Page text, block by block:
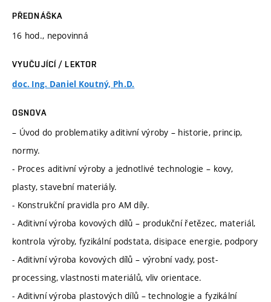
PŘEDNÁŠKA
16 hod., nepovinná
VYUČUJÍCÍ / LEKTOR
doc. Ing. Daniel Koutný, Ph.D.
OSNOVA
– Úvod do problematiky aditivní výroby – historie, princip,
normy.
- Proces aditivní výroby a jednotlivé technologie – kovy,
plasty, stavební materiály.
- Konstrukční pravidla pro AM díly.
- Aditivní výroba kovových dílů – produkční řetězec, materiál,
kontrola výroby, fyzikální podstata, disipace energie, podpory
- Aditivní výroba kovových dílů – výrobní vady, post-
processing, vlastnosti materiálů, vliv orientace.
- Aditivní výroba plastových dílů – technologie a fyzikální